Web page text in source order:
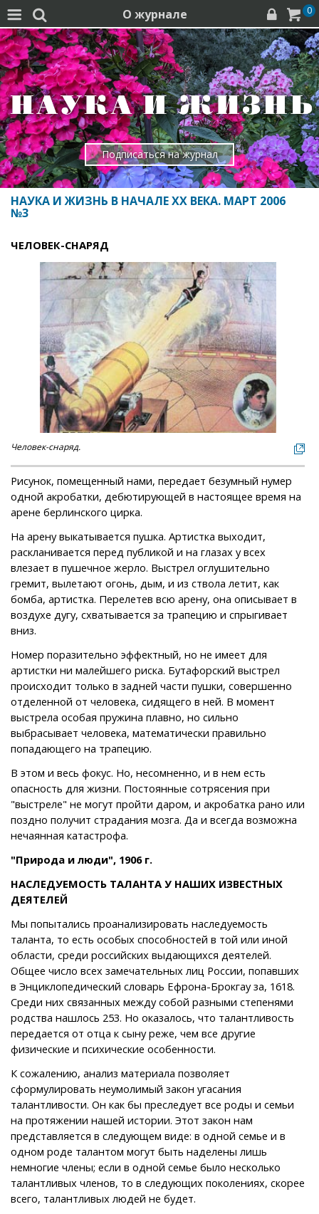
  О журнале   0
Подписаться на журнал
НАУКА И ЖИЗНЬ В НАЧАЛЕ XX ВЕКА. МАРТ 2006
№3
ЧЕЛОВЕК-СНАРЯД
Человек-снаряд.
Рисунок, помещенный нами, передает безумный нумер
одной акробатки, дебютирующей в настоящее время на
арене берлинского цирка.
На арену выкатывается пушка. Артистка выходит,
раскланивается перед публикой и на глазах у всех
влезает в пушечное жерло. Выстрел оглушительно
гремит, вылетают огонь, дым, и из ствола летит, как
бомба, артистка. Перелетев всю арену, она описывает в
воздухе дугу, схватывается за трапецию и спрыгивает
вниз.
Номер поразительно эффектный, но не имеет для
артистки ни малейшего риска. Бутафорский выстрел
происходит только в задней части пушки, совершенно
отделенной от человека, сидящего в ней. В момент
выстрела особая пружина плавно, но сильно
выбрасывает человека, математически правильно
попадающего на трапецию.
В этом и весь фокус. Но, несомненно, и в нем есть
опасность для жизни. Постоянные сотрясения при
"выстреле" не могут пройти даром, и акробатка рано или
поздно получит страдания мозга. Да и всегда возможна
нечаянная катастрофа.
"Природа и люди", 1906 г.
НАСЛЕДУЕМОСТЬ ТАЛАНТА У НАШИХ ИЗВЕСТНЫХ
ДЕЯТЕЛЕЙ
Мы попытались проанализировать наследуемость
таланта, то есть особых способностей в той или иной
области, среди российских выдающихся деятелей.
Общее число всех замечательных лиц России, попавших
в Энциклопедический словарь Ефрона-Брокгау за, 1618.
Среди них связанных между собой разными степенями
родства нашлось 253. Но оказалось, что талантливость
передается от отца к сыну реже, чем все другие
физические и психические особенности.
К сожалению, анализ материала позволяет
сформулировать неумолимый закон угасания
талантливости. Он как бы преследует все роды и семьи
на протяжении нашей истории. Этот закон нам
представляется в следующем виде: в одной семье и в
одном роде талантом могут быть наделены лишь
немногие члены; если в одной семье было несколько
талантливых членов, то в следующих поколениях, скорее
всего, талантливых людей не будет.